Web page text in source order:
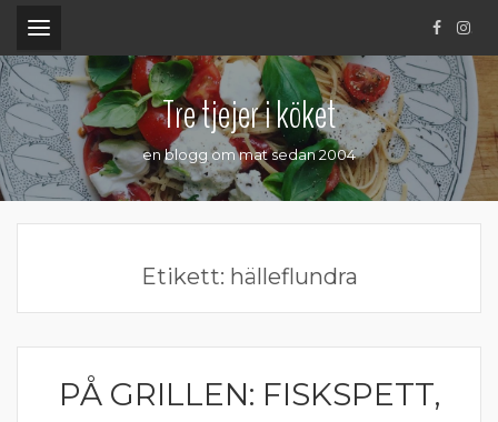
.
Tre tjejer i köket
en blogg om mat sedan 2004
Etikett: hälleflundra
FISK
PÅ GRILLEN: FISKSPETT,